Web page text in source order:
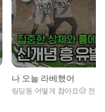
나 오늘 라베했어
링딩동 어떻게 참아요😥 전